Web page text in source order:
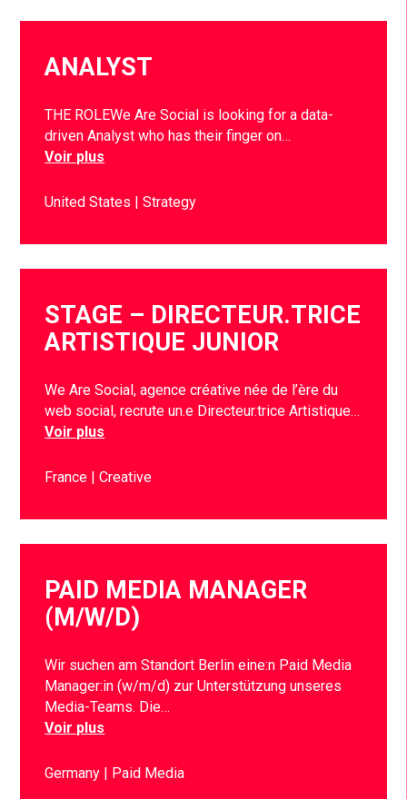
ANALYST
THE ROLEWe Are Social is looking for a data-
driven Analyst who has their finger on…
Voir plus
United States Strategy
STAGE – DIRECTEUR.TRICE
ARTISTIQUE JUNIOR
We Are Social, agence créative née de l’ère du
web social, recrute un.e Directeur.trice Artistique…
Voir plus
France Creative
PAID MEDIA MANAGER
(M/W/D)
Wir suchen am Standort Berlin eine:n Paid Media
Manager:in (w/m/d) zur Unterstützung unseres
Media-Teams. Die…
Voir plus
Germany Paid Media